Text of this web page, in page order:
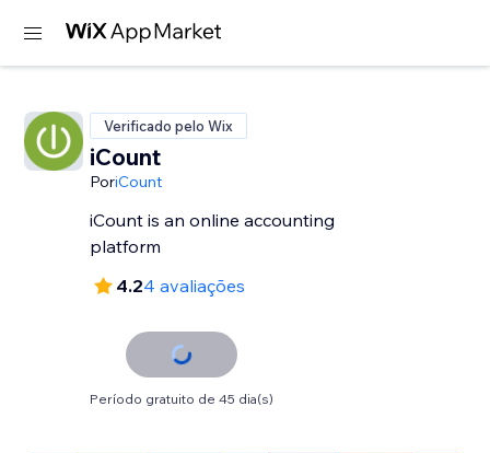
Verificado pelo Wix
iCount
PoriCount
iCount is an online accounting
platform
4.24 avaliações
Período gratuito de 45 dia(s)